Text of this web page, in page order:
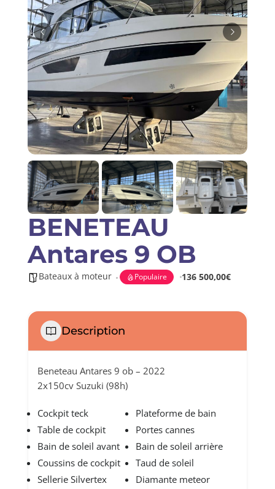
Saisir une annonce
BENETEAU
Antares 9 OB
Bateaux à moteur Populaire 136 500,00€
Description
Beneteau Antares 9 ob – 2022
2x150cv Suzuki (98h)
Cockpit teck
Plateforme de bain
Table de cockpit
Portes cannes
Bain de soleil avant
Bain de soleil arrière
Coussins de cockpit
Taud de soleil
Sellerie Silvertex
Diamante meteor